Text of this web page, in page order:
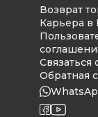
Возврат
Карьера в
Связаться
Обратная